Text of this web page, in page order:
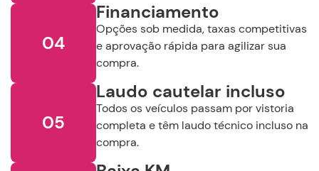
Buscar
Remover Filtros
04
Financiamento
Opções sob medida, taxas competitivas
e aprovação rápida para agilizar sua
compra.
05
Laudo cautelar incluso
Todos os veículos passam por vistoria
completa e têm laudo técnico incluso na
compra.